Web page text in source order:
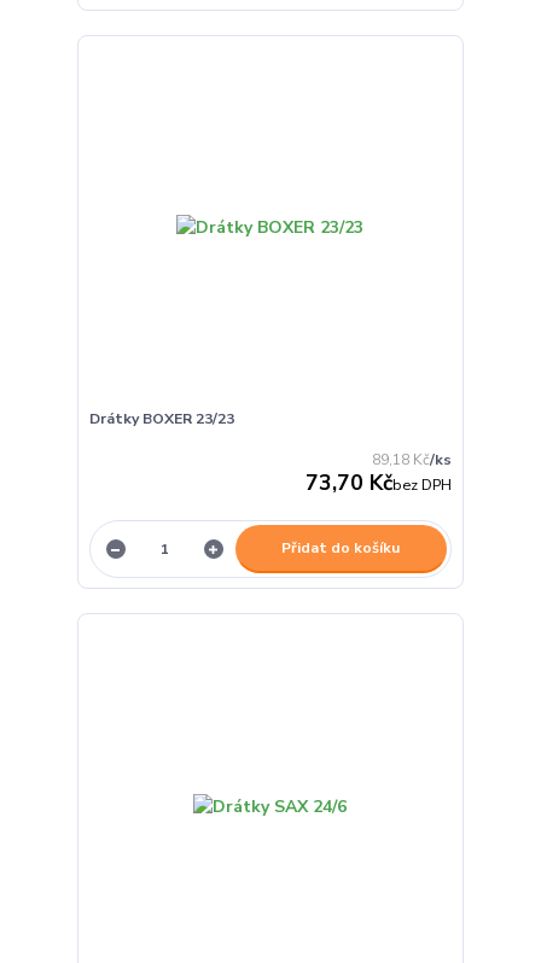
Drátky BOXER 23/23
89,18 Kč/ks
73,70 Kčbez DPH
Přidat do košíku